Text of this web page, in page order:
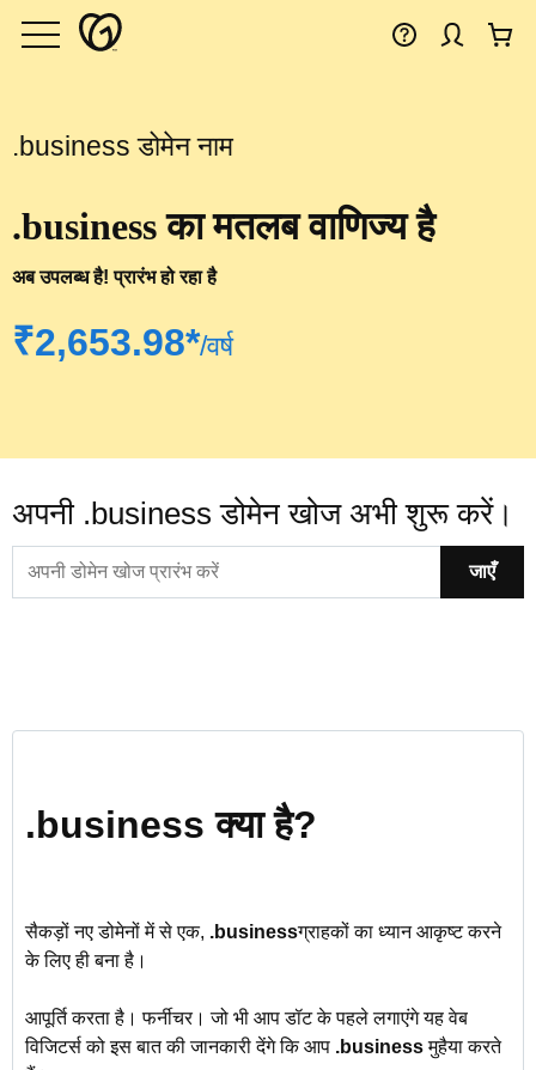
.business डोमेन नाम
.business का मतलब वाणिज्य है
अब उपलब्ध है! प्रारंभ हो रहा है
‪₹2,653.98*‬/वर्ष
अपनी .business डोमेन खोज अभी शुरू करें।
जाएँ
.business क्या है?
सैकड़ों नए डोमेनों में से एक, .businessग्राहकों का ध्यान आकृष्ट करने
के लिए ही बना है।
आपूर्ति करता है। फर्नीचर। जो भी आप डॉट के पहले लगाएंगे यह वेब
विजिटर्स को इस बात की जानकारी देंगे कि आप .businessमुहैया करते